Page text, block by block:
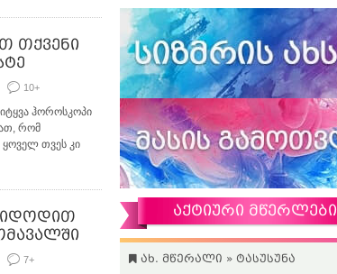
თქვენი
10+
ჰოროსკოპი
რომ
ყოველ თვეს კი
7+
აქტიური მწერლები
ახ. მწერალი » ტასუსუნა